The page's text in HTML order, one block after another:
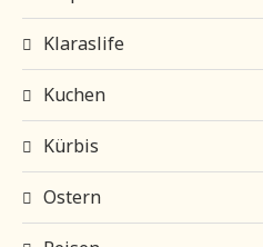
Klaraslife
Kuchen
Kürbis
Ostern